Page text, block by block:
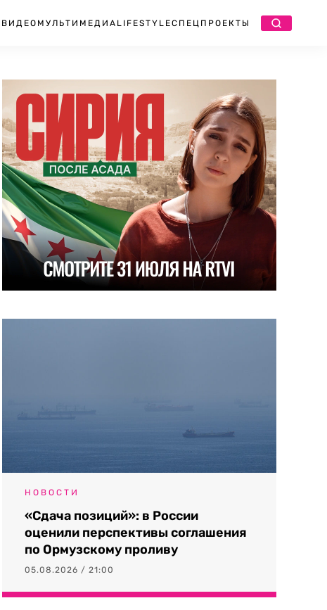
ВИДЕО МУЛЬТИМЕДИА LIFESTYLEСПЕЦПРОЕКТЫ
НОВОСТИ
«Сдача позиций»: в России
оценили перспективы соглашения
по Ормузскому проливу
05.08.2026 / 21:00